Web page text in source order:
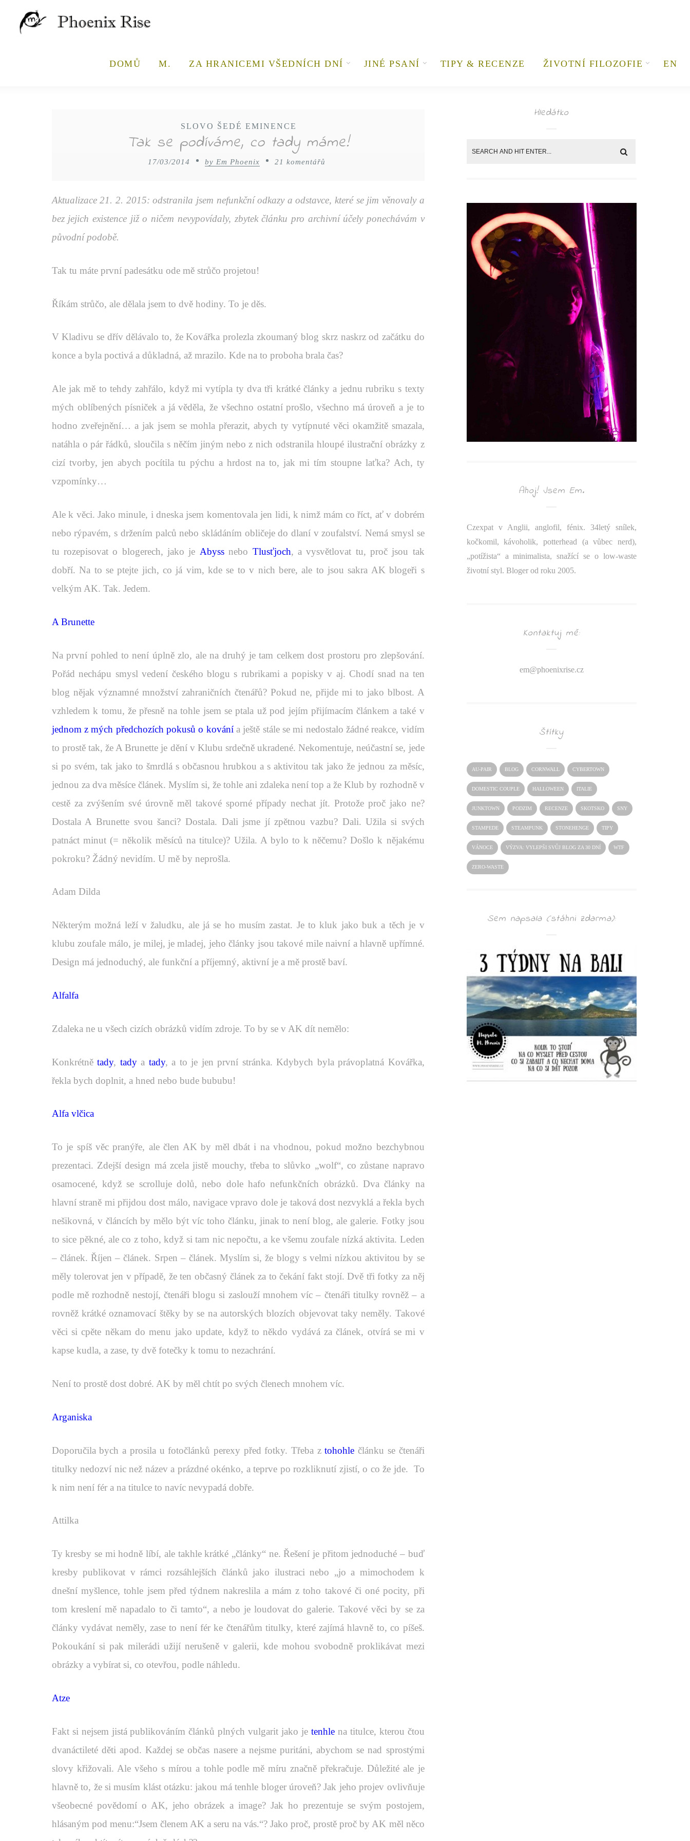
DOMŮ M. ZA HRANICEMI VŠEDNÍCH DNÍ JINÉ PSANÍ TIPY & RECENZE ŽIVOTNÍ FILOZOFIE EN
SLOVO ŠEDÉ EMINENCE
Tak se podíváme, co tady máme!
17/03/2014 by Em Phoenix 21 komentářů
Aktualizace 21. 2. 2015: odstranila jsem nefunkční odkazy a odstavce, které se jim věnovaly a
bez jejich existence již o ničem nevypovídaly, zbytek článku pro archivní účely ponechávám v
původní podobě.
Tak tu máte první padesátku ode mě strůčo projetou!
Říkám strůčo, ale dělala jsem to dvě hodiny. To je děs.
V Kladivu se dřív dělávalo to, že Kovářka prolezla zkoumaný blog skrz naskrz od začátku do
konce a byla poctivá a důkladná, až mrazilo. Kde na to proboha brala čas?
Ale jak mě to tehdy zahřálo, když mi vytípla ty dva tři krátké články a jednu rubriku s texty
mých oblíbených písniček a já věděla, že všechno ostatní prošlo, všechno má úroveň a je to
hodno zveřejnění… a jak jsem se mohla přerazit, abych ty vytípnuté věci okamžitě smazala,
natáhla o pár řádků, sloučila s něčím jiným nebo z nich odstranila hloupé ilustrační obrázky z
cizí tvorby, jen abych pocítila tu pýchu a hrdost na to, jak mi tím stoupne laťka? Ach, ty
vzpomínky…
Ale k věci. Jako minule, i dneska jsem komentovala jen lidi, k nimž mám co říct, ať v dobrém
nebo rýpavém, s držením palců nebo skládáním obličeje do dlaní v zoufalství. Nemá smysl se
tu rozepisovat o blogerech, jako je Abyssnebo Tlusťjoch, a vysvětlovat tu, proč jsou tak
dobří. Na to se ptejte jich, co já vim, kde se to v nich bere, ale to jsou sakra AK blogeři s
velkým AK. Tak. Jedem.
A Brunette
Na první pohled to není úplně zlo, ale na druhý je tam celkem dost prostoru pro zlepšování.
Pořád nechápu smysl vedení českého blogu s rubrikami a popisky v aj. Chodí snad na ten
blog nějak významné množství zahraničních čtenářů? Pokud ne, přijde mi to jako blbost. A
vzhledem k tomu, že přesně na tohle jsem se ptala už pod jejím přijímacím článkem a také v
jednom z mých předchozích pokusů o kovánía ještě stále se mi nedostalo žádné reakce, vidím
to prostě tak, že A Brunette je dění v Klubu srdečně ukradené. Nekomentuje, neúčastní se, jede
si po svém, tak jako to šmrdlá s občasnou hrubkou a s aktivitou tak jako že jednou za měsíc,
jednou za dva měsíce článek. Myslím si, že tohle ani zdaleka není top a že Klub by rozhodně v
cestě za zvýšením své úrovně měl takové sporné případy nechat jít. Protože proč jako ne?
Dostala A Brunette svou šanci? Dostala. Dali jsme jí zpětnou vazbu? Dali. Užila si svých
patnáct minut (= několik měsíců na titulce)? Užila. A bylo to k něčemu? Došlo k nějakému
pokroku? Žádný nevidím. U mě by neprošla.
Adam Dilda
Některým možná leží v žaludku, ale já se ho musím zastat. Je to kluk jako buk a těch je v
klubu zoufale málo, je milej, je mladej, jeho články jsou takové mile naivní a hlavně upřímné.
Design má jednoduchý, ale funkční a příjemný, aktivní je a mě prostě baví.
Alfalfa
Zdaleka ne u všech cizích obrázků vidím zdroje. To by se v AK dít nemělo:
Konkrétnětady, tadya tady, a to je jen první stránka. Kdybych byla právoplatná Kovářka,
řekla bych doplnit, a hned nebo bude bububu!
Alfa vlčica
To je spíš věc pranýře, ale člen AK by měl dbát i na vhodnou, pokud možno bezchybnou
prezentaci. Zdejší design má zcela jistě mouchy, třeba to slůvko „wolf“, co zůstane napravo
osamocené, když se scrolluje dolů, nebo dole hafo nefunkčních obrázků. Dva články na
hlavní straně mi přijdou dost málo, navigace vpravo dole je taková dost nezvyklá a řekla bych
nešikovná, v článcích by mělo být víc toho článku, jinak to není blog, ale galerie. Fotky jsou
to sice pěkné, ale co z toho, když si tam nic nepočtu, a ke všemu zoufale nízká aktivita. Leden
– článek. Říjen – článek. Srpen – článek. Myslím si, že blogy s velmi nízkou aktivitou by se
měly tolerovat jen v případě, že ten občasný článek za to čekání fakt stojí. Dvě tři fotky za něj
podle mě rozhodně nestojí, čtenáři blogu si zaslouží mnohem víc – čtenáři titulky rovněž – a
rovněž krátké oznamovací štěky by se na autorských blozích objevovat taky neměly. Takové
věci si cpěte někam do menu jako update, když to někdo vydává za článek, otvírá se mi v
kapse kudla, a zase, ty dvě fotečky k tomu to nezachrání.
Není to prostě dost dobré. AK by měl chtít po svých členech mnohem víc.
Arganiska
Doporučila bych a prosila u fotočlánků perexy před fotky. Třeba ztohohle článku se čtenáři
titulky nedozví nic než název a prázdné okénko, a teprve po rozkliknutí zjistí, o co že jde. To
k nim není fér a na titulce to navíc nevypadá dobře.
Attilka
Ty kresby se mi hodně líbí, ale takhle krátké „články“ ne. Řešení je přitom jednoduché – buď
kresby publikovat v rámci rozsáhlejších článků jako ilustraci nebo „jo a mimochodem k
dnešní myšlence, tohle jsem před týdnem nakreslila a mám z toho takové či oné pocity, při
tom kreslení mě napadalo to či tamto“, a nebo je loudovat do galerie. Takové věci by se za
články vydávat neměly, zase to není fér ke čtenářům titulky, které zajímá hlavně to, co píšeš.
Pokoukání si pak milerádi užijí nerušeně v galerii, kde mohou svobodně proklikávat mezi
obrázky a vybírat si, co otevřou, podle náhledu.
Atze
Fakt si nejsem jistá publikováním článků plných vulgarit jako je tenhlena titulce, kterou čtou
dvanáctileté děti apod. Každej se občas nasere a nejsme puritáni, abychom se nad sprostými
slovy křižovali. Ale všeho s mírou a tohle podle mě míru značně překračuje. Důležité ale je
hlavně to, že si musím klást otázku: jakou má tenhle bloger úroveň? Jak jeho projev ovlivňuje
všeobecné povědomí o AK, jeho obrázek a image? Jak ho prezentuje se svým postojem,
hlásaným pod menu:“Jsem členem AK a seru na vás.“? Jako proč, prostě proč by AK měl něco
Hledátko
Ahoj! Jsem Em.
Czexpat v Anglii, anglofil, fénix. 34letý snílek,
kočkomil, kávoholik, potterhead (a vůbec nerd),
„potížista“ a minimalista, snažící se o low-waste
životní styl. Bloger od roku 2005.
Kontaktuj mě:
em@phoenixrise.cz
Štítky
AU-PAIR BLOG CORNWALL CYBERTOWN
DOMESTIC COUPLE HALLOWEEN ITALIE
JUNKTOWN PODZIM RECENZE SKOTSKO SNY
STAMPEDE STEAMPUNK STONEHENGE TIPY
VÁNOCE VÝZVA: VYLEPŠI SVŮJ BLOG ZA 30 DNÍ WTF
ZERO-WASTE
Sem napsala (stáhni zdarma):